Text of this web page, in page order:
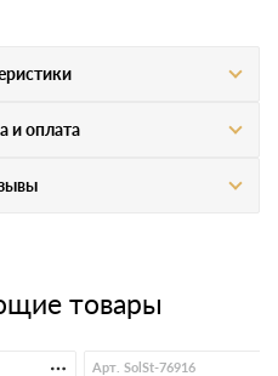
и оплата
товары
Арт. SolSt-76916